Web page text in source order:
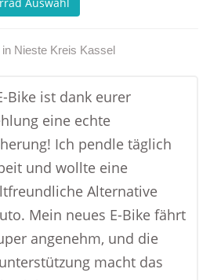
Nieste Kreis Kassel
Bike ist dank eurer
eine echte
Ich pendle täglich
und wollte eine
Alternative
Mein neues E-Bike fährt
angenehm, und die
macht das